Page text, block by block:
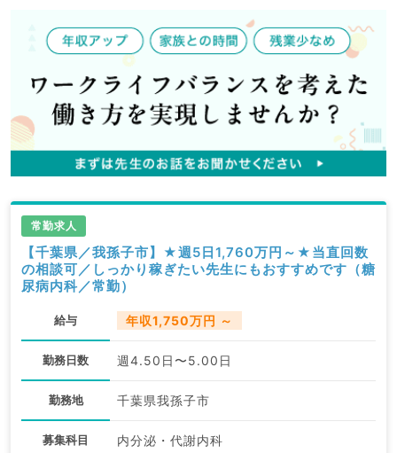
常勤求人
【千葉県／我孫子市】★週5日1,760万円～★当直回数
の相談可／しっかり稼ぎたい先生にもおすすめです（糖
尿病内科／常勤）
給与 年収1,750万円 ～
勤務日数 週4.50日〜5.00日
勤務地 千葉県我孫子市
募集科目 内分泌・代謝内科